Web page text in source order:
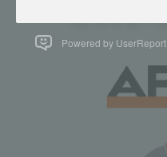
Powered by UserReport